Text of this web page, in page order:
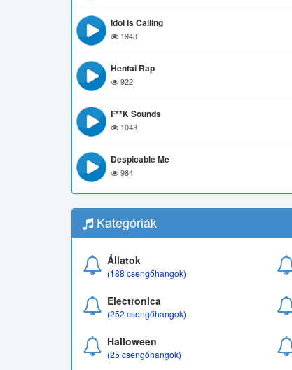
Idol Is Calling
1943
Hentai Rap
922
F**k Sounds
1043
Despicable Me
984
Kategóriák
Állatok
(188 csengőhangok)
Electronica
(252 csengőhangok)
Halloween
(25 csengőhangok)